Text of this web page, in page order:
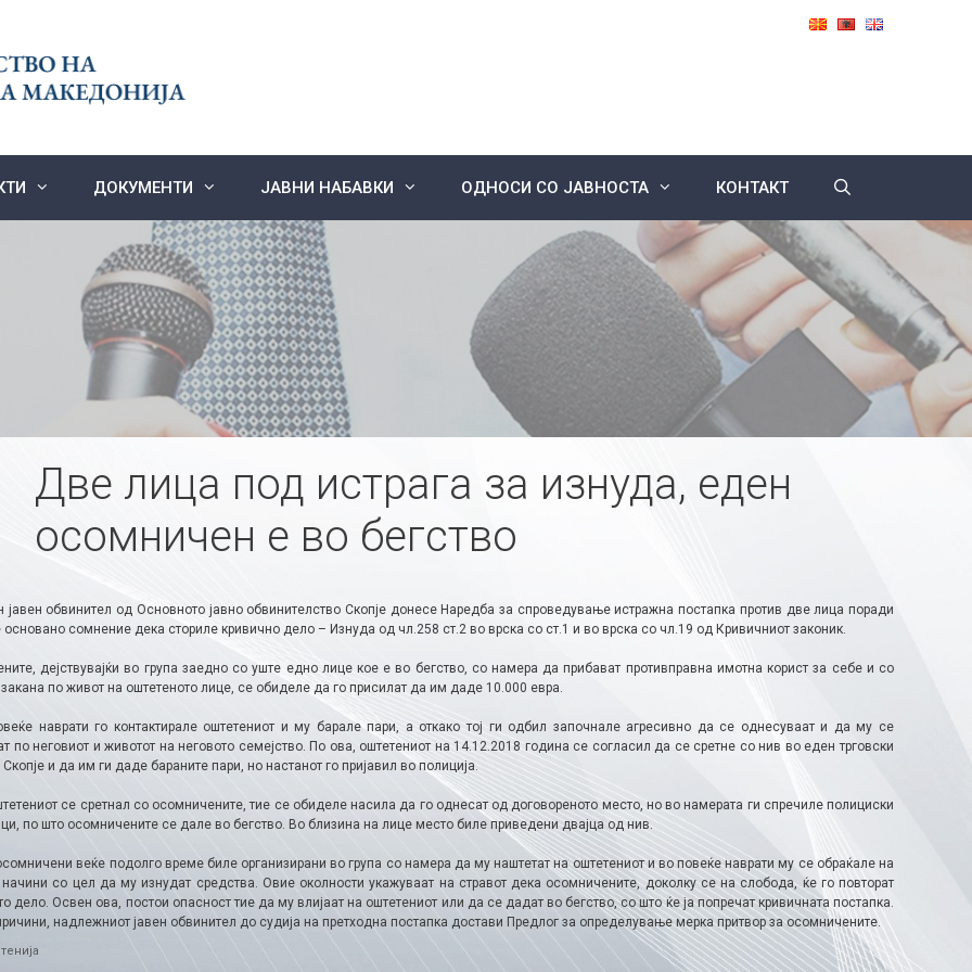
ДОКУМЕНТИ ЈАВНИ НАБАВКИ ОДНОСИ СО ЈАВНОСТА КОНТАКТ
Две лица под истрага за изнуда, еден
осомничен е во бегство
обвинител од Основното јавно обвинителство Скопје донесе Наредба за спроведување истражна постапка против две лица поради
сомнение дека сториле кривично дело – Изнуда од чл.258 ст.2 во врска со ст.1 и во врска со чл.19 од Кривичниот законик.
дејствувајќи во група заедно со уште едно лице кое е во бегство, со намера да прибават противправна имотна корист за себе и со
по живот на оштетеното лице, се обиделе да го присилат да им даде 10.000 евра.
наврати го контактирале оштетениот и му барале пари, а откако тој ги одбил започнале агресивно да се однесуваат и да му се
по неговиот и животот на неговото семејство. По ова, оштетениот на 14.12.2018 година се согласил да се сретне со нив во еден трговски
Скопје и да им ги даде бараните пари, но настанот го пријавил во полиција.
се сретнал со осомничените, тие се обиделе насила да го однесат од договореното место, но во намерата ги спречиле полициски
по што осомничените се дале во бегство. Во близина на лице место биле приведени двајца од нив.
веќе подолго време биле организирани во група со намера да му наштетат на оштетениот и во повеќе наврати му се обраќале на
начини со цел да му изнудат средства. Овие околности укажуваат на стравот дека осомничените, доколку се на слобода, ќе го повторат
дело. Освен ова, постои опасност тие да му влијаат на оштетениот или да се дадат во бегство, со што ќе ја попречат кривичната постапка.
надлежниот јавен обвинител до судија на претходна постапка достави Предлог за определување мерка притвор за осомничените.